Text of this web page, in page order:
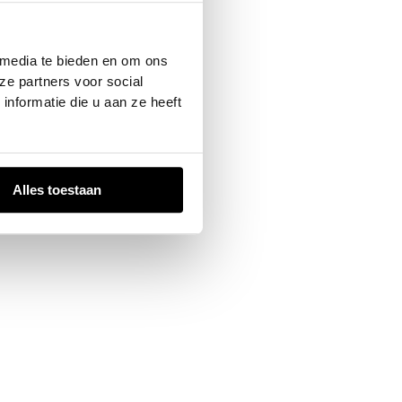
te bieden en om ons
partners voor social
die u aan ze heeft
Alles toestaan
for more information).